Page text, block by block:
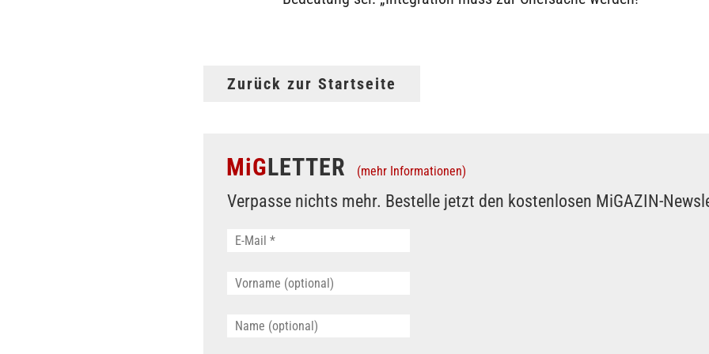
Zurück zur Startseite
MiGLETTER (mehr Informationen)
Verpasse nichts mehr. Bestelle jetzt den kostenlosen MiGAZIN-